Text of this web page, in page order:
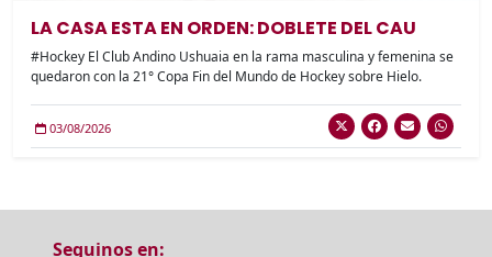
LA CASA ESTA EN ORDEN: DOBLETE DEL CAU
#Hockey El Club Andino Ushuaia en la rama masculina y femenina se
quedaron con la 21° Copa Fin del Mundo de Hockey sobre Hielo.
03/08/2026
Seguinos en: